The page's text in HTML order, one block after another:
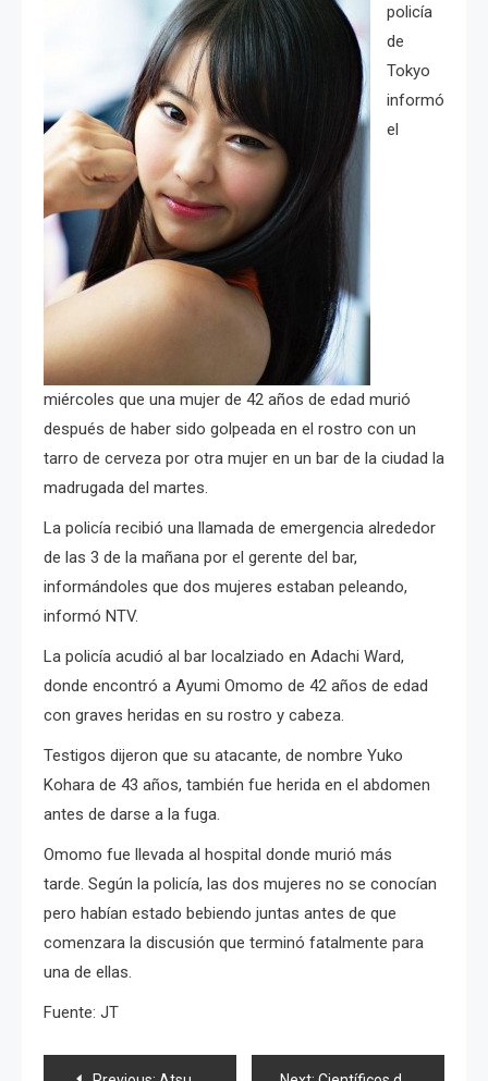
policía
de
Tokyo
informó
el
miércoles que una mujer de 42 años de edad murió
después de haber sido golpeada en el rostro con un
tarro de cerveza por otra mujer en un bar de la ciudad la
madrugada del martes.
La policía recibió una llamada de emergencia alrededor
de las 3 de la mañana por el gerente del bar,
informándoles que dos mujeres estaban peleando,
informó NTV.
La policía acudió al bar localziado en Adachi Ward,
donde encontró a Ayumi Omomo de 42 años de edad
con graves heridas en su rostro y cabeza.
Testigos dijeron que su atacante, de nombre Yuko
Kohara de 43 años, también fue herida en el abdomen
antes de darse a la fuga.
Omomo fue llevada al hospital donde murió más
tarde. Según la policía, las dos mujeres no se conocían
pero habían estado bebiendo juntas antes de que
comenzara la discusión que terminó fatalmente para
una de ellas.
Fuente: JT